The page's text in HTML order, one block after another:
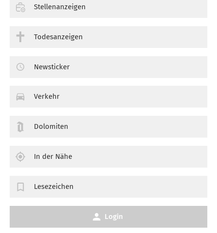
Stellenanzeigen
Todesanzeigen
Newsticker
Verkehr
Dolomiten
In der Nähe
Lesezeichen
Login